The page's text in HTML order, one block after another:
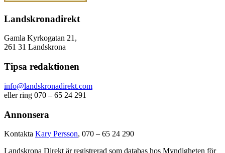
Landskronadirekt
Gamla Kyrkogatan 21,
261 31 Landskrona
Tipsa redaktionen
info@landskronadirekt.com
eller ring 070 – 65 24 291
Annonsera
Kontakta Kary Persson, 070 – 65 24 290
Landskrona Direkt är registrerad som databas hos Myndigheten för